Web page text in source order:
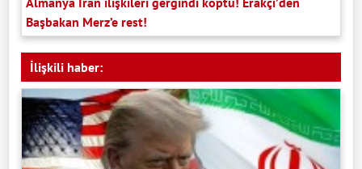
Başbakan Merz’e rest!
İlişkili haber: